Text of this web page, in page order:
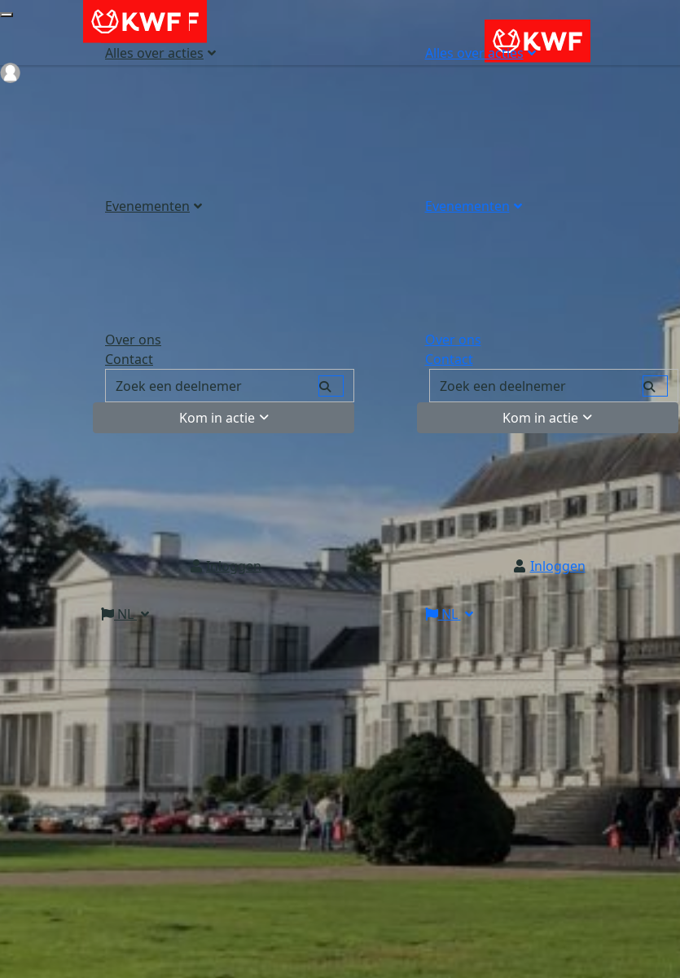
Alles over acties
Evenementen
Over ons
Contact
Kom in actie
Inloggen
NL
Alles over acties
Evenementen
Over ons
Contact
Kom in actie
Inloggen
NL